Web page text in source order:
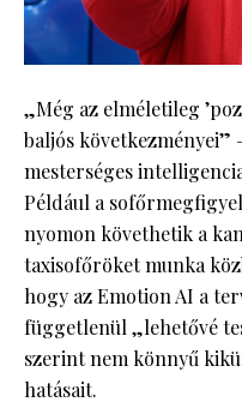
„Még az elméletileg
baljós következményei”
mesterséges
Például a
nyomon követhetik a
taxisofőröket munka
hogy az Emotion AI a
függetlenül „lehetővé
szerint nem könnyű
hatásait.